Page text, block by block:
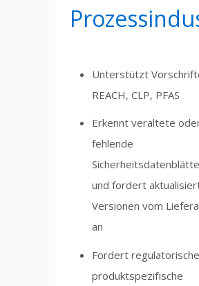
Unterstützt
REACH, CLP, PFAS
Erkennt veraltete
fehlende
und fordert
Versionen vom
an
Fordert
produktspezifische